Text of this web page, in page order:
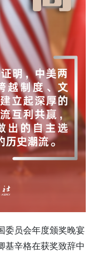
员会年度颁奖晚宴
基辛格在获奖致辞中